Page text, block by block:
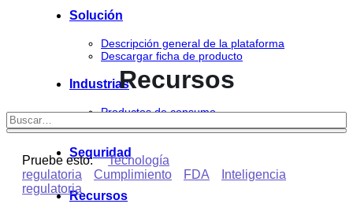
Solución
Descripción general de la plataforma
Descargar ficha de producto
Industrias
Productos de consumo
Seguridad
Recursos
Recursos
Pruebe esto:
Tecnología
regulatoria
Cumplimiento FDA
Inteligencia
regulatoria